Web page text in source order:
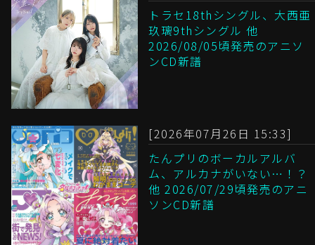
トラセ18thシングル、大西亜
玖璃9thシングル 他
2026/08/05頃発売のアニソ
ンCD新譜
[2026年07月26日 15:33]
たんプリのボーカルアルバ
ム、アルカナがいない…！？
他 2026/07/29頃発売のアニ
ソンCD新譜